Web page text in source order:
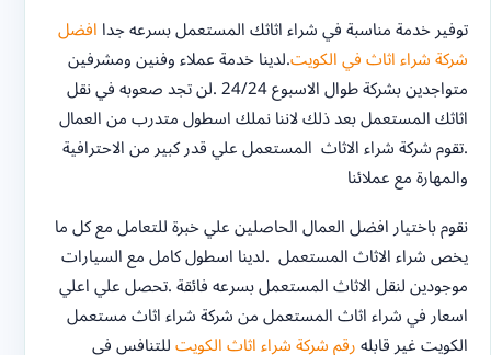
توفير خدمة مناسبة في شراء اثاثك المستعمل بسرعه جداافضل
شركة شراء اثاث في الكويت.لدينا خدمة عملاء وفنين ومشرفين
متواجدين بشركة طوال الاسبوع 24/24 .لن تجد صعوبه في نقل
اثاثك المستعمل بعد ذلك لاننا نملك اسطول متدرب من العمال
.تقوم شركة شراء الاثاث المستعمل علي قدر كبير من الاحترافية
والمهارة مع عملائنا
نقوم باختيار افضل العمال الحاصلين علي خبرة للتعامل مع كل ما
يخص شراء الاثاث المستعمل .لدينا اسطول كامل مع السيارات
موجودين لنقل الاثاث المستعمل بسرعه فائقة .تحصل علي اعلي
اسعار في شراء اثاث المستعمل من شركة شراء اثاث مستعمل
الكويت غير قابلهرقم شركة شراء اثاث الكويتللتنافس في